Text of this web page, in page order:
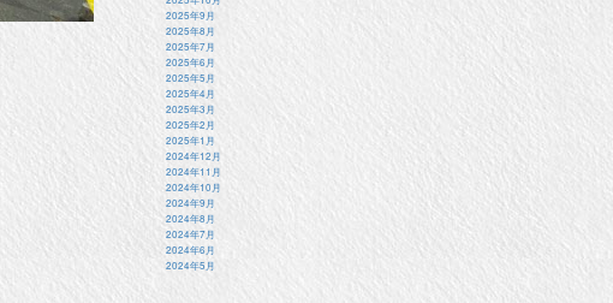
2025年9月
2025年8月
2025年7月
2025年6月
2025年5月
2025年4月
2025年3月
2025年2月
2025年1月
2024年12月
2024年11月
2024年10月
2024年9月
2024年8月
2024年7月
2024年6月
2024年5月